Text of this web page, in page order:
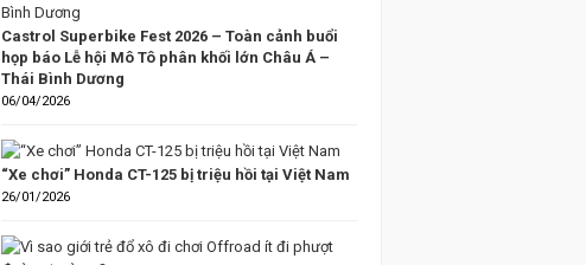
Castrol Superbike Fest 2026 – Toàn cảnh buổi
họp báo Lễ hội Mô Tô phân khối lớn Châu Á –
Thái Bình Dương
06/04/2026
“Xe chơi” Honda CT-125 bị triệu hồi tại Việt Nam
26/01/2026